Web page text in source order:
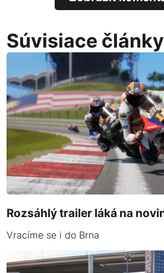
Súvisiace články
Rozsáhlý trailer láká na
Vracíme se i do Brna